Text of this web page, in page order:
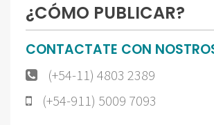
¿CÓMO PUBLICAR?
CONTACTATE CON
(+54-11) 4803 2389
(+54-911) 5009 7093